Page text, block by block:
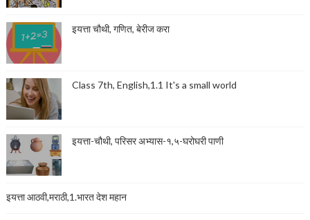
इयत्ता चौथी, गणित, बेरीज करा
Class 7th, English,1.1 It's a small world
इयत्ता-चौथी, परिसर अभ्यास-१,५-घरोघरी पाणी
इयत्ता आठवी,मराठी,1.भारत देश महान